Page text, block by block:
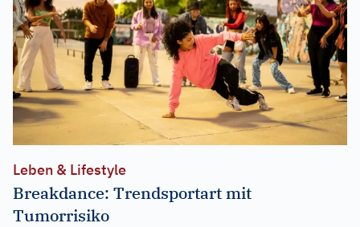
Leben & Lifestyle
Breakdance: Trendsportart mit
Tumorrisiko